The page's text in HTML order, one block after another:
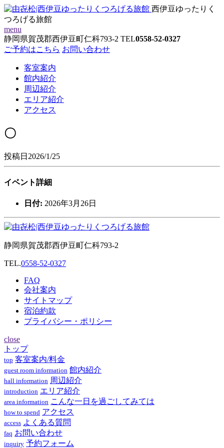
西伊豆ゆったりく
つろげる旅館
menu
静岡県賀茂郡西伊豆町仁科793-2 TEL0558-52-0327
ご予約はこちら お問い合わせ
客室案内
館内紹介
周辺紹介
エリア紹介
アクセス
〇
投稿日2026/1/25
イベント詳細
日付: 2026年3月26日
静岡県賀茂郡西伊豆町仁科793-2
TEL.0558-52-0327
FAQ
会社案内
サイトマップ
宿泊約款
プライバシー・ポリシー
close
トップ
top 客室案内/料金
guest room information 館内紹介
hall information 周辺紹介
introduction エリア紹介
area information こんな一日を過ごしてみては
how to spend アクセス
access よくある質問
faq お問い合わせ
inquiry 予約フォーム